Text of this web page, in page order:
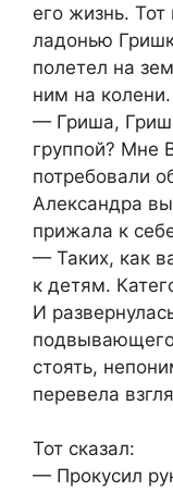
его жизнь.
ладонью
полетел на
ним на колени.
— Гриша,
группой? Мне
потребовали
Александра
прижала к
— Таких, как
к детям.
И
стоять,
перевела
Тот сказал:
— Прокусил